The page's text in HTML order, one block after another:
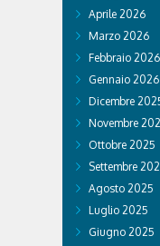
Aprile 2026
Marzo 2026
Febbraio 2026
Gennaio 2026
Dicembre
Novembre
Ottobre 2025
Settembre
Agosto 2025
Luglio 2025
Giugno 2025